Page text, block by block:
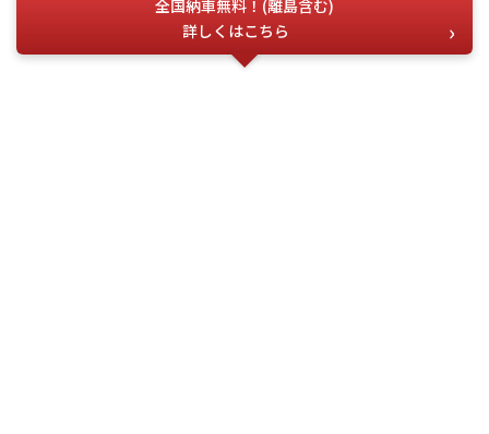
全国納車無料！(離島含む)
詳しくはこちら